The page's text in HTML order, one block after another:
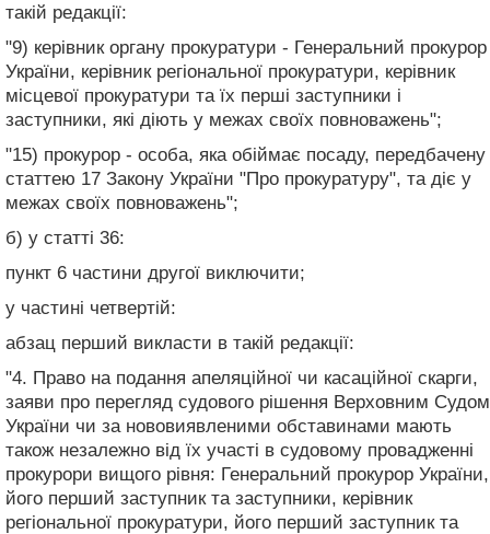
такій редакції:
"9) керівник органу прокуратури - Генеральний прокурор
України, керівник регіональної прокуратури, керівник
місцевої прокуратури та їх перші заступники і
заступники, які діють у межах своїх повноважень";
"15) прокурор - особа, яка обіймає посаду, передбачену
статтею 17 Закону України "Про прокуратуру", та діє у
межах своїх повноважень";
б) у статті 36:
пункт 6 частини другої виключити;
у частині четвертій:
абзац перший викласти в такій редакції:
"4. Право на подання апеляційної чи касаційної скарги,
заяви про перегляд судового рішення Верховним Судом
України чи за нововиявленими обставинами мають
також незалежно від їх участі в судовому провадженні
прокурори вищого рівня: Генеральний прокурор України,
його перший заступник та заступники, керівник
регіональної прокуратури, його перший заступник та